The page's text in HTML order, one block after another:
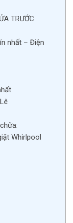
TRƯỚC
nhất – Điện
Whirlpool